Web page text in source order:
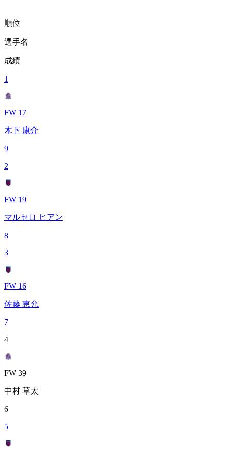
順位
選手名
成績
1
FW 17
木下 康介
9
2
FW 19
マルセロ ヒアン
8
3
FW 16
佐藤 恵允
7
4
FW 39
中村 草太
6
5